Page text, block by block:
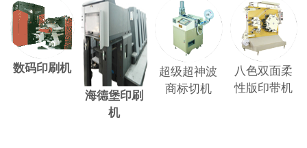
数码印刷机
海德堡印刷
机
超级超神波
商标切机
八色双面柔
性版印带机